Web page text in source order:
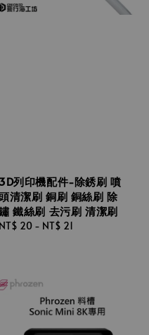
3D列印機配件-除銹刷 噴
清潔刷 銅刷 銅絲刷 除
鐵絲刷 去污刷 清潔刷
Regular
NT$ 20 - NT$ 21